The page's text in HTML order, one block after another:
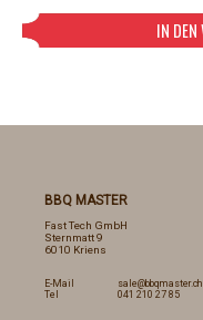
BBQ MASTER
Fast Tech GmbH
Sternmatt 9
6010 Kriens
E-Mail
sale@bbqmaster.ch
Tel
041 210 27 85